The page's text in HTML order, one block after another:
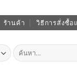
ร้านค้า วิธีการสั่งซื้อ
ค้นหา: